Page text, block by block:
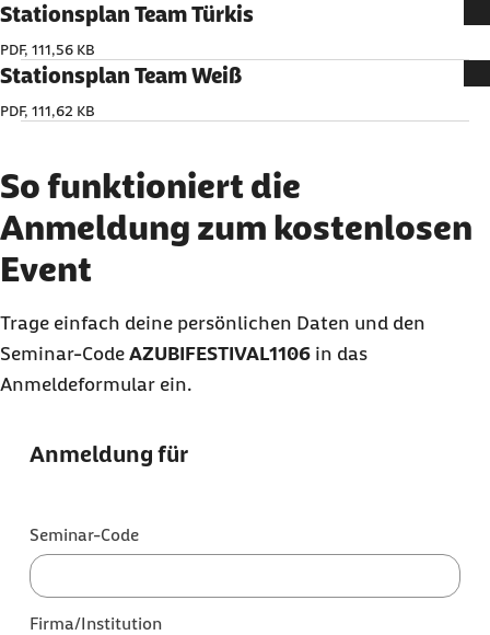
Stationsplan Team Türkis
PDF, 111,56 KB
Stationsplan Team Weiß
PDF, 111,62 KB
So funktioniert die
Anmeldung zum kostenlosen
Event
Trage einfach deine persönlichen Daten und den
Seminar-Code AZUBIFESTIVAL1106 in das
Anmeldeformular ein.
Anmeldung für
Seminar-Code
Firma/Institution